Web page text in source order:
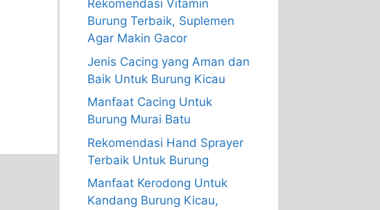
Rekomendasi Vitamin
Burung Terbaik, Suplemen
Agar Makin Gacor
Jenis Cacing yang Aman dan
Baik Untuk Burung Kicau
Manfaat Cacing Untuk
Burung Murai Batu
Rekomendasi Hand Sprayer
Terbaik Untuk Burung
Manfaat Kerodong Untuk
Kandang Burung Kicau,